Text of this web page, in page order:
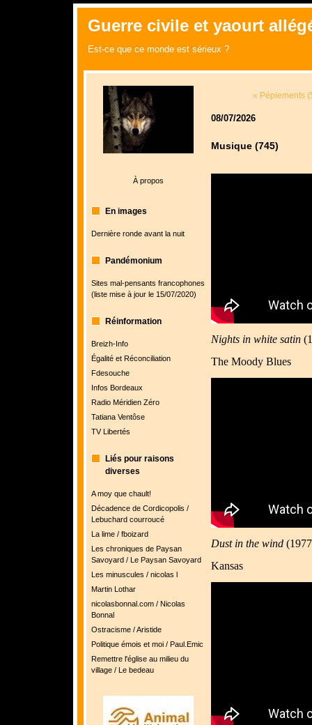
Guerre civile et yaourt
Est-ce que ce monde est sérieux ?
À propos
En images
Dernière ronde avant la nuit
Pandémonium
Sites mal-pensants francophones
(liste mise à jour le 15/07/2020)
Réinformation
Breizh-Info
Égalité et Réconciliation
Fdesouche
Infos Bordeaux
Radio Méridien Zéro
Tatiana Ventôse
TV Libertés
Liés pour raisons
diverses
A moy que chault!
Décadence de Cordicopolis /
Lebuchard courroucé
La lime / fboizard
Les chroniques de Paysan
Savoyard / Le Paysan Savoyard
Les minuscules / nicolas l
Martin Lothar
nicolasbonnal.com / Nicolas
Bonnal
Ostracisme / Aristide
Politique émois et moi / Paul.Emic
Remettre l'église au milieu du
village / Le bedeau
« Pépiements
08/07/2026
Musique (745)
Nights in white satin
The Moody Blues
Dust in the wind
Kansas